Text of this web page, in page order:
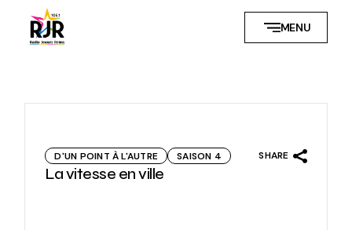
content
MENU
D'UN POINT À L'AUTRE SAISON 4
La vitesse en ville
SHARE